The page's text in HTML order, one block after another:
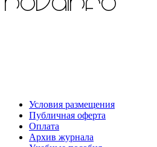
Условия размещения
Публичная оферта
Оплата
Архив журнала